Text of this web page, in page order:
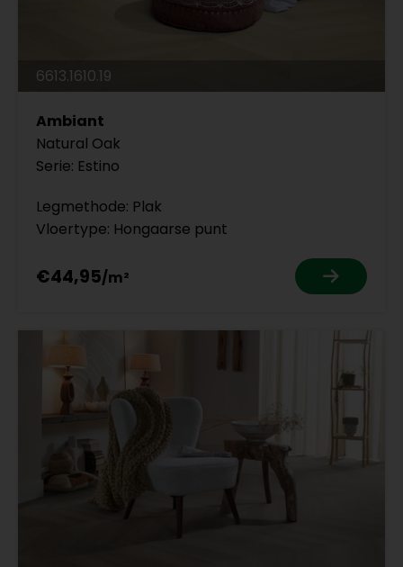
6613.1610.19
Ambiant
Natural Oak
Serie: Estino
Legmethode: Plak
Vloertype: Hongaarse punt
€44,95